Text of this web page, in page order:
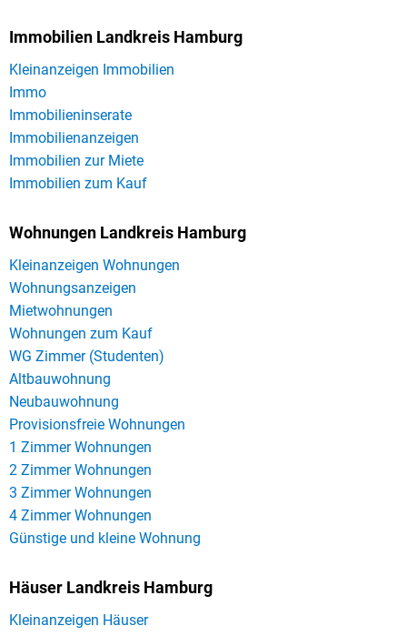
Immobilien Landkreis Hamburg
Kleinanzeigen Immobilien
Immo
Immobilieninserate
Immobilienanzeigen
Immobilien zur Miete
Immobilien zum Kauf
Wohnungen Landkreis Hamburg
Kleinanzeigen Wohnungen
Wohnungsanzeigen
Mietwohnungen
Wohnungen zum Kauf
WG Zimmer (Studenten)
Altbauwohnung
Neubauwohnung
Provisionsfreie Wohnungen
1 Zimmer Wohnungen
2 Zimmer Wohnungen
3 Zimmer Wohnungen
4 Zimmer Wohnungen
Günstige und kleine Wohnung
Häuser Landkreis Hamburg
Kleinanzeigen Häuser